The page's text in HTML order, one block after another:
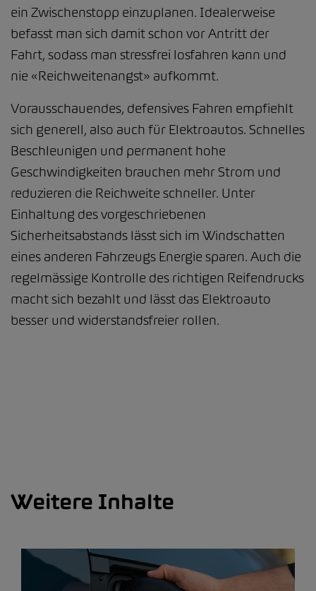
ein Zwischenstopp einzuplanen. Idealerweise
befasst man sich damit schon vor Antritt der
Fahrt, sodass man stressfrei losfahren kann und
nie «Reichweitenangst» aufkommt.
Vorausschauendes, defensives Fahren empfiehlt
sich generell, also auch für Elektroautos. Schnelles
Beschleunigen und permanent hohe
Geschwindigkeiten brauchen mehr Strom und
reduzieren die Reichweite schneller. Unter
Einhaltung des vorgeschriebenen
Sicherheitsabstands lässt sich im Windschatten
eines anderen Fahrzeugs Energie sparen. Auch die
regelmässige Kontrolle des richtigen Reifendrucks
macht sich bezahlt und lässt das Elektroauto
besser und widerstandsfreier rollen.
Weitere Inhalte